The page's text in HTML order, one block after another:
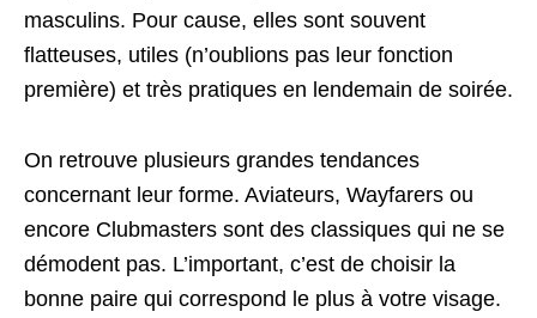
masculins. Pour cause, elles sont souvent
flatteuses, utiles (n’oublions pas leur fonction
première) et très pratiques en lendemain de soirée.
On retrouve plusieurs grandes tendances
concernant leur forme. Aviateurs, Wayfarers ou
encore Clubmasters sont des classiques qui ne se
démodent pas. L’important, c’est de choisir la
bonne paire qui correspond le plus à votre visage.